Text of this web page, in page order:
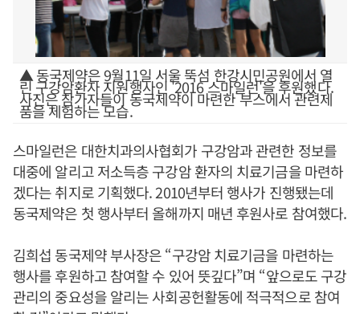
▲ 동국제약은 9월11일 서울 뚝섬 한강시민공원에서 열
린 구강암환자 지원행사인 '2016 스마일런'을 후원했다.
사진은 참가자들이 동국제약이 마련한 부스에서 관련제
품을 체험하는 모습.
스마일런은 대한치과의사협회가 구강암과 관련한 정보를
대중에 알리고 저소득층 구강암 환자의 치료기금을 마련하
겠다는 취지로 기획했다. 2010년부터 행사가 진행됐는데
동국제약은 첫 행사부터 올해까지 매년 후원사로 참여했다.
김희섭 동국제약 부사장은 “구강암 치료기금을 마련하는
행사를 후원하고 참여할 수 있어 뜻깊다”며 “앞으로도 구강
관리의 중요성을 알리는 사회공헌활동에 적극적으로 참여